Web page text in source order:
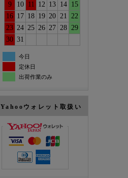
9
10 11 12 13 14
15
16 17 18 19 20 21 22
23 24 25 26 27 28 29
30 31
今日
定休日
出荷作業のみ
Yahooウォレット取扱い